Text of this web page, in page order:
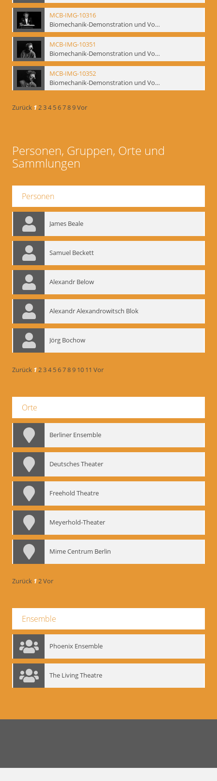
MCB-IMG-10316
Biomechanik-Demonstration und Vortrag, Berliner Ensemble, 04.10.1991
MCB-IMG-10351
Biomechanik-Demonstration und Vortrag, Berliner Ensemble, 04.10.1991
MCB-IMG-10352
Biomechanik-Demonstration und Vortrag, Berliner Ensemble, 04.10.1991
Zurück 1234 56789Vor
Personen, Gruppen, Orte und
Sammlungen
Personen
James Beale
Samuel Beckett
Alexandr Below
Alexandr Alexandrowitsch Blok
Jörg Bochow
Zurück 1234 56789 10 11 Vor
Orte
Berliner Ensemble
Deutsches Theater
Freehold Theatre
Meyerhold-Theater
Mime Centrum Berlin
Zurück 12Vor
Ensemble
Phoenix Ensemble
The Living Theatre